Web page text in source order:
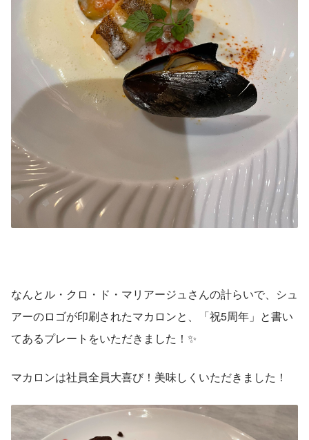
なんとル・クロ・ド・マリアージュさんの計らいで、シュ
アーのロゴが印刷されたマカロンと、「祝5周年」と書い
てあるプレートをいただきました！✨
マカロンは社員全員大喜び！美味しくいただきました！